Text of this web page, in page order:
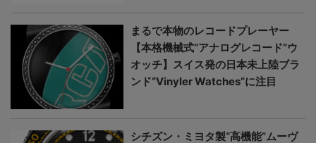
まるで本物のレコードプレーヤー
【本格機械式“アナログレコード”ウ
オッチ】スイス発の日本未上陸ブラ
ンド“Vinyler Watches”に注目
シチズン・ミヨタ製“高機能”ムーヴ